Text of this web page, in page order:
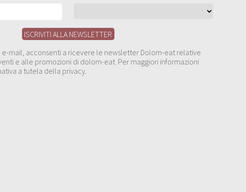
e-mail, acconsenti a ricevere le newsletter Dolom-eat relative
e alle promozioni di dolom-eat. Per maggiori informazioni
a tutela della privacy.